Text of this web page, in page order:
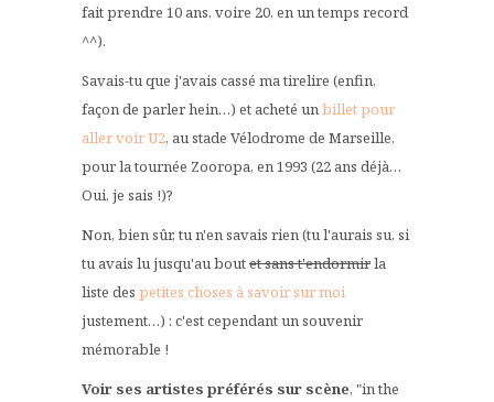
fait prendre 10 ans, voire 20, en un temps record
^^).
Savais-tu que j'avais cassé ma tirelire (enfin,
façon de parler hein…) et acheté unbillet pour
aller voir U2, au stade Vélodrome de Marseille,
pour la tournée Zooropa, en 1993 (22 ans déjà…
Oui, je sais !)?
Non, bien sûr, tu n'en savais rien (tu l'aurais su, si
tu avais lu jusqu'au boutet sans t'endormirla
liste des petites choses à savoir sur moi
justement…) : c'est cependant un souvenir
mémorable !
Voir ses artistes préférés sur scène, "in the